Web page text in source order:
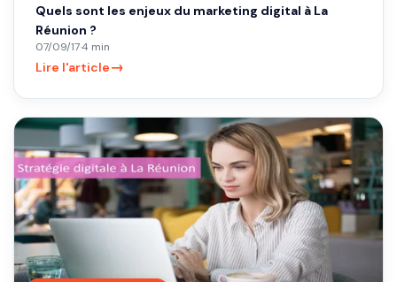
Quels sont les enjeux du marketing digital à La
Réunion ?
07/09/17·4 min
Lire l'article→